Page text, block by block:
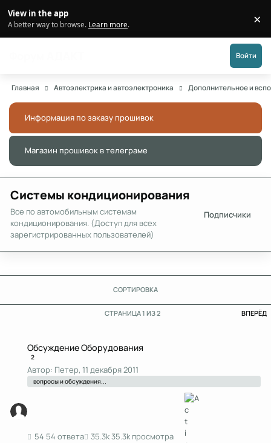
View in the app
A better way to browse. Learn more. ×
Войти
Главная Автоэлектрика и автоэлектроника Дополнительное и
Информация по заказу прошивок
Магазин прошивок в телеграме
Системы кондиционирования
Все по автомобильным системам
кондиционирования. (Доступ для всех
зарегистрированных пользователей)
Подписчики
ВПЕРЁД
СТРАНИЦА 1 ИЗ 2
СОРТИРОВКА
Обсуждение Оборудования
2
Автор: Петер, 11 декабря 2011
вопросы и обсуждения...
54 ответа 35.3k просмотра